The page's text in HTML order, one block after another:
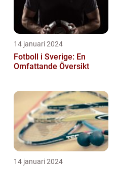
14 januari 2024
Fotboll i Sverige: En
Omfattande Översikt
14 januari 2024